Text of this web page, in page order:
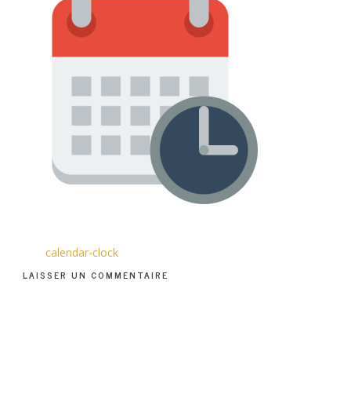
calendar-clock
LAISSER UN COMMENTAIRE